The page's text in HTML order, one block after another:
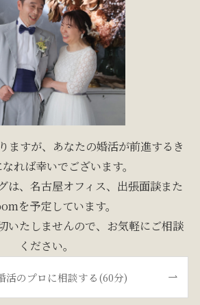
ますが、あなたの婚活が前進するき
れば幸いでございます。
は、名古屋オフィス、出張面談また
を予定しています。
いたしませんので、お気軽にご相談
ください。
活のプロに相談する(60分)